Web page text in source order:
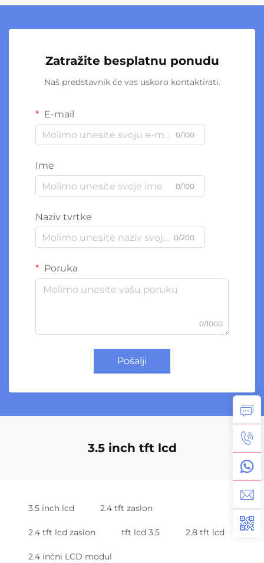
Zatražite besplatnu ponudu
Naš predstavnik će vas uskoro kontaktirati.
E-mail
0/100
Ime
0/100
Naziv tvrtke
0/200
Poruka
0/1000
Pošalji
3.5 inch tft lcd
3.5 inch lcd 2.4 tft zaslon
2.4 tft lcd zaslon tft lcd 3.5 2.8 tft lcd
2.4 inčni LCD modul